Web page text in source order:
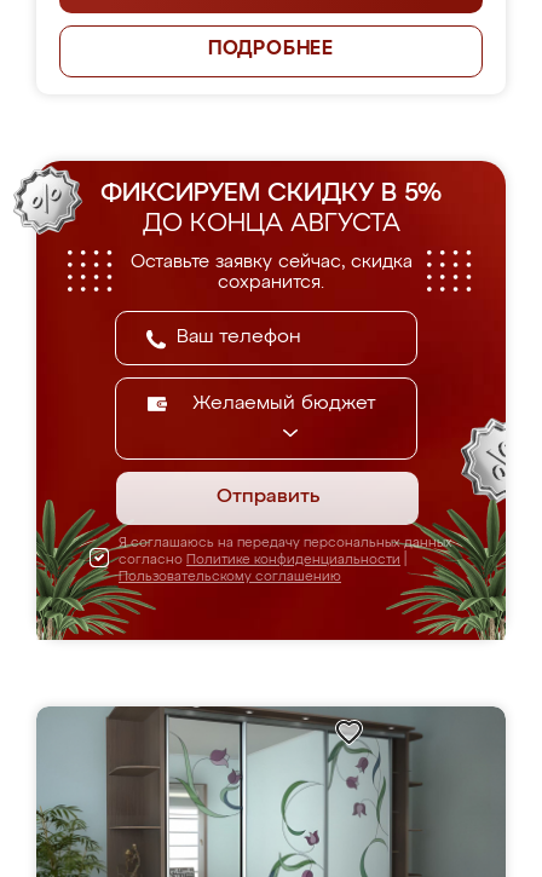
ПОДРОБНЕЕ
ФИКСИРУЕМ СКИДКУ В 5%
ДО КОНЦА АВГУСТА
Оставьте заявку сейчас, скидка
сохранится.
Желаемый бюджет
Отправить
Я соглашаюсь на передачу персональных данных
согласно Политике конфиденциальности
Пользовательскому соглашению